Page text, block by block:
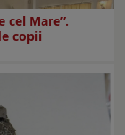
cel Mare”.
copii